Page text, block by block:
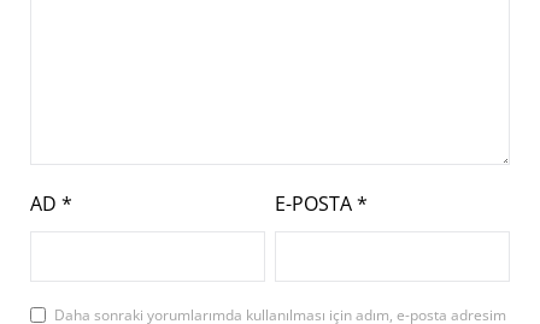
AD * E-POSTA*
Daha sonraki yorumlarımda kullanılması için adım, e-posta adresim